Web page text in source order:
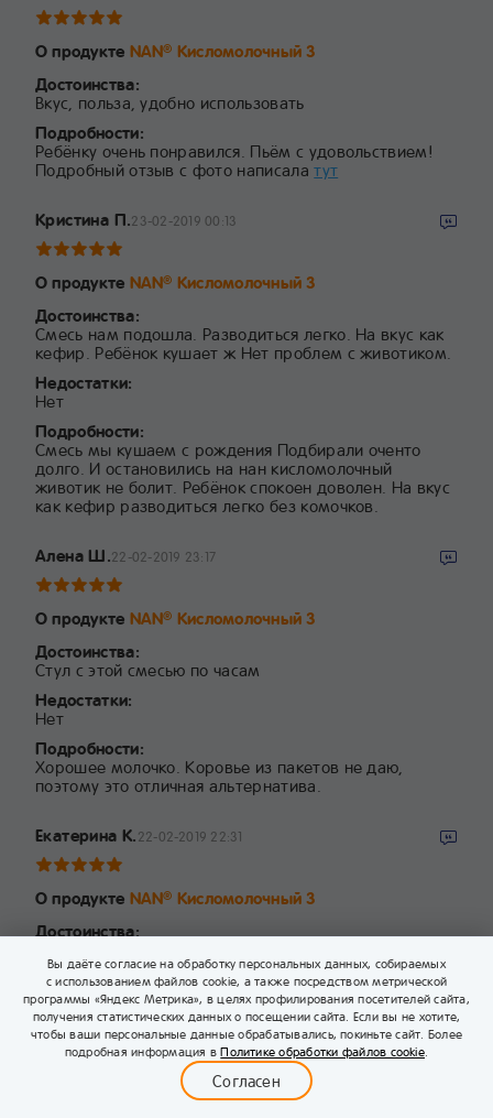
Бейбимания Каталог
0
О продукте NAN® Кисломолочный 3
Достоинства:
Вкус, польза, удобно использовать
Подробности:
Ребёнку очень понравился. Пьём с удовольствием!
Подробный отзыв с фото написалатут
Кристина П.23-02-2019 00:13
О продукте NAN® Кисломолочный 3
Достоинства:
Смесь нам подошла. Разводиться легко. На вкус как
кефир. Ребёнок кушает ж Нет проблем с животиком.
Недостатки:
Нет
Подробности:
Смесь мы кушаем с рождения Подбирали оченто
долго. И остановились на нан кисломолочный
животик не болит. Ребёнок спокоен доволен. На вкус
как кефир разводиться легко без комочков.
Алена Ш.22-02-2019 23:17
О продукте NAN® Кисломолочный 3
Достоинства:
Стул с этой смесью по часам
Недостатки:
Нет
Подробности:
Хорошее молочко. Коровье из пакетов не даю,
поэтому это отличная альтернатива.
Екатерина К.22-02-2019 22:31
О продукте NAN® Кисломолочный 3
Достоинства:
кефира, благоприятно влияет на пищеварение
малыша, сбалансированное содержание белка для
ещё не созревшего организма, содержит витамины
Подробности:
НАН кисломолочный для нас не просто смесь, а
прекрасная замена кефира. Творог ребёнок ест с
удовольствием, а вот кефир не признает. Однако
Вы даёте согласие на обработку персональных данных, собираемых
с использованием файлов cookie, а также посредством метрической
программы «Яндекс Метрика», в целях профилирования посетителей сайта,
получения статистических данных о посещении сайта. Если вы не хотите,
чтобы ваши персональные данные обрабатывались, покиньте сайт. Более
подробная информация вПолитике обработки файлов cookie.
Согласен